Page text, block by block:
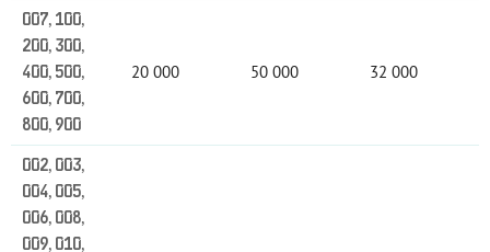
007, 100,
200, 300,
400, 500,
600, 700,
800, 900
20 000 50 000 32 000
002, 003,
004, 005,
006, 008,
009, 010,